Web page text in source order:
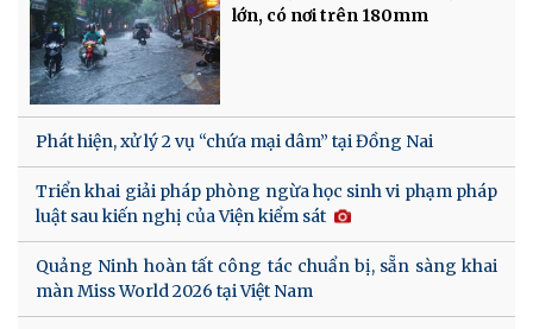
lớn, có nơi trên 180mm
Phát hiện, xử lý 2 vụ “chứa mại dâm” tại Đồng Nai
Triển khai giải pháp phòng ngừa học sinh vi phạm pháp
luật sau kiến nghị của Viện kiểm sát
Quảng Ninh hoàn tất công tác chuẩn bị, sẵn sàng khai
màn Miss World 2026 tại Việt Nam